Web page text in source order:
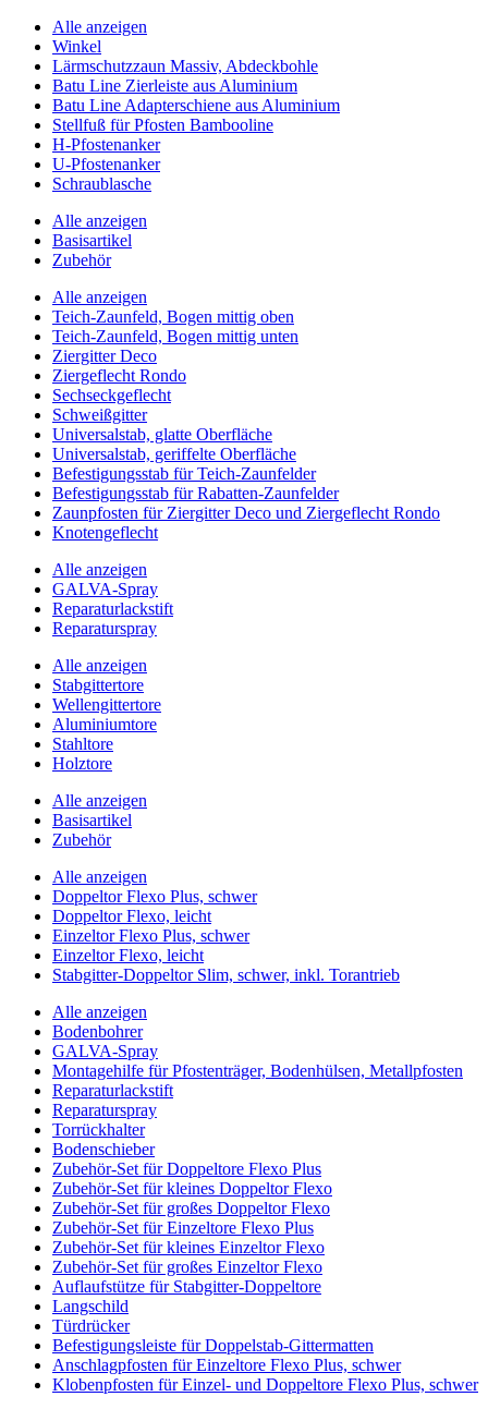
Alle anzeigen
Winkel
Lärmschutzzaun Massiv, Abdeckbohle
Batu Line Zierleiste aus Aluminium
Batu Line Adapterschiene aus Aluminium
Stellfuß für Pfosten Bambooline
H-Pfostenanker
U-Pfostenanker
Schraublasche
Alle anzeigen
Basisartikel
Zubehör
Alle anzeigen
Teich-Zaunfeld, Bogen mittig oben
Teich-Zaunfeld, Bogen mittig unten
Ziergitter Deco
Ziergeflecht Rondo
Sechseckgeflecht
Schweißgitter
Universalstab, glatte Oberfläche
Universalstab, geriffelte Oberfläche
Befestigungsstab für Teich-Zaunfelder
Befestigungsstab für Rabatten-Zaunfelder
Zaunpfosten für Ziergitter Deco und Ziergeflecht Rondo
Knotengeflecht
Alle anzeigen
GALVA-Spray
Reparaturlackstift
Reparaturspray
Alle anzeigen
Stabgittertore
Wellengittertore
Aluminiumtore
Stahltore
Holztore
Alle anzeigen
Basisartikel
Zubehör
Alle anzeigen
Doppeltor Flexo Plus, schwer
Doppeltor Flexo, leicht
Einzeltor Flexo Plus, schwer
Einzeltor Flexo, leicht
Stabgitter-Doppeltor Slim, schwer, inkl. Torantrieb
Alle anzeigen
Bodenbohrer
GALVA-Spray
Montagehilfe für Pfostenträger, Bodenhülsen, Metallpfosten
Reparaturlackstift
Reparaturspray
Torrückhalter
Bodenschieber
Zubehör-Set für Doppeltore Flexo Plus
Zubehör-Set für kleines Doppeltor Flexo
Zubehör-Set für großes Doppeltor Flexo
Zubehör-Set für Einzeltore Flexo Plus
Zubehör-Set für kleines Einzeltor Flexo
Zubehör-Set für großes Einzeltor Flexo
Auflaufstütze für Stabgitter-Doppeltore
Langschild
Türdrücker
Befestigungsleiste für Doppelstab-Gittermatten
Anschlagpfosten für Einzeltore Flexo Plus, schwer
Klobenpfosten für Einzel- und Doppeltore Flexo Plus, schwer